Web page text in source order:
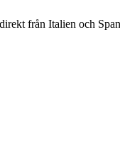
från Italien och